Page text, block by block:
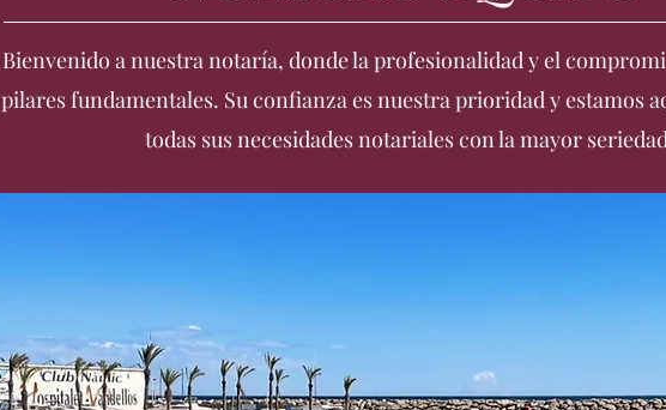
Bienvenido a nuestra notaría, donde la profesionalidad y el
pilares fundamentales. Su confianza es nuestra prioridad y estamos
todas sus necesidades notariales con la mayor